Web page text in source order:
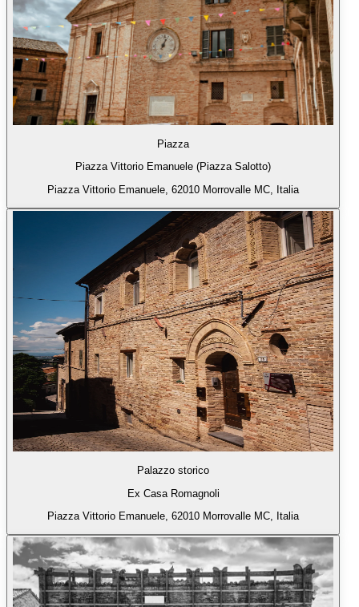
Piazza
Piazza Vittorio Emanuele (Piazza Salotto)
Piazza Vittorio Emanuele, 62010 Morrovalle MC, Italia
Palazzo storico
Ex Casa Romagnoli
Piazza Vittorio Emanuele, 62010 Morrovalle MC, Italia